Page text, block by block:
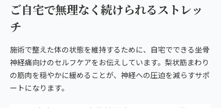
ご自宅で無理なく続けられるストレッ
チ
施術で整えた体の状態を維持するために、自宅でできる坐骨
神経痛向けのセルフケアをお伝えしています。梨状筋まわり
の筋肉を穏やかに緩めることが、神経への圧迫を減らすサポ
ートになります。